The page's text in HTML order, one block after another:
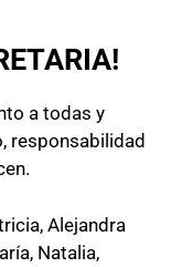
a todas y
responsabilidad
Alejandra
Natalia,